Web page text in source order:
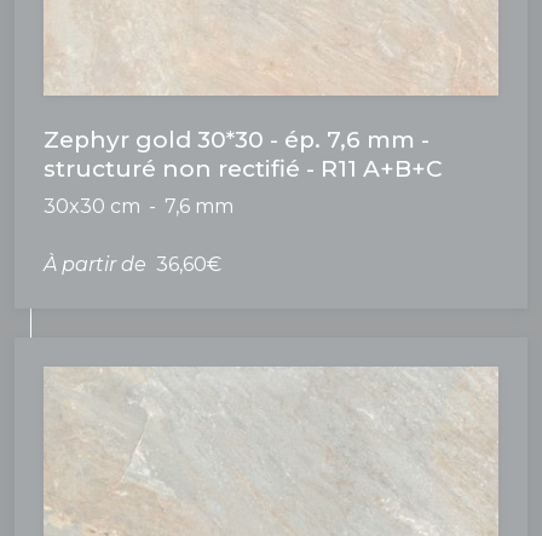
Zephyr gold 30*30 - ép. 7,6 mm -
structuré non rectifié - R11 A+B+C
30x30 cm 7,6 mm
À partir de 36,60€